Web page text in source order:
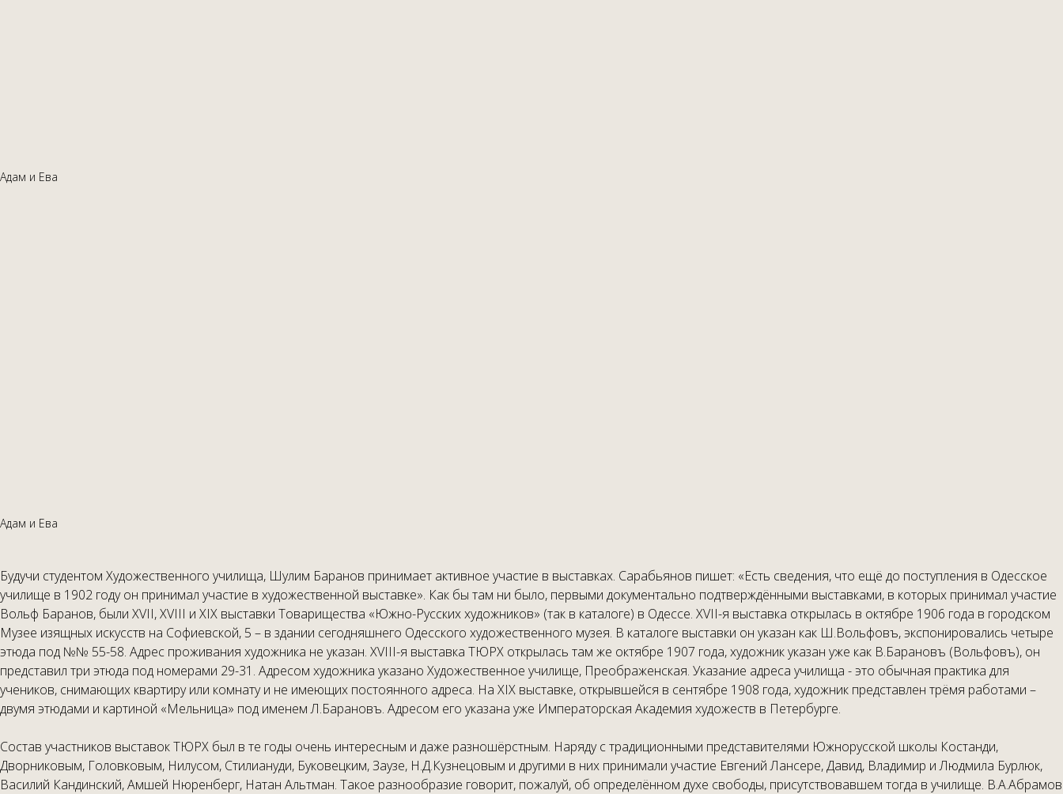
Адам и Ева
Адам и Ева
Будучи студентом Художественного училища, Шулим Баранов принимает активное участие в выставках. Сарабьянов пишет: «Есть сведения, что ещё до поступления в Одесское
училище в 1902 году он принимал участие в художественной выставке». Как бы там ни было, первыми документально подтверждёнными выставками, в которых принимал участие
Вольф Баранов, были XVII, XVIII и XIX выставки Товарищества «Южно-Русских художников» (так в каталоге) в Одессе. XVII-я выставка открылась в октябре 1906 года в городском
Музее изящных искусств на Софиевской, 5 – в здании сегодняшнего Одесского художественного музея. В каталоге выставки он указан как Ш.Вольфовъ, экспонировались четыре
этюда под №№ 55-58. Адрес проживания художника не указан. XVIII-я выставка ТЮРХ открылась там же октябре 1907 года, художник указан уже как В.Барановъ (Вольфовъ), он
представил три этюда под номерами 29-31. Адресом художника указано Художественное училище, Преображенская. Указание адреса училища - это обычная практика для
учеников, снимающих квартиру или комнату и не имеющих постоянного адреса. На XIX выставке, открывшейся в сентябре 1908 года, художник представлен трёмя работами –
двумя этюдами и картиной «Мельница» под именем Л.Барановъ. Адресом его указана уже Императорская Академия художеств в Петербурге.
Состав участников выставок ТЮРХ был в те годы очень интересным и даже разношёрстным. Наряду с традиционными представителями Южнорусской школы Костанди,
Дворниковым, Головковым, Нилусом, Стилиануди, Буковецким, Заузе, Н.Д.Кузнецовым и другими в них принимали участие Евгений Лансере, Давид, Владимир и Людмила Бурлюк,
Василий Кандинский, Амшей Нюренберг, Натан Альтман. Такое разнообразие говорит, пожалуй, об определённом духе свободы, присутствовавшем тогда в училище. В.А.Абрамов